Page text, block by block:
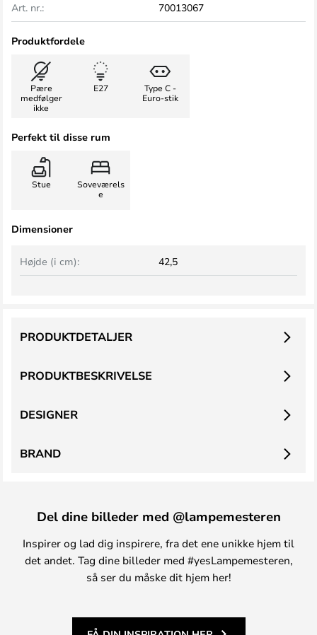
Art. nr.:
70013067
Produktfordele
Pære
medfølger
ikke
E27
Type C -
Euro-stik
Perfekt til disse rum
Stue
Soveværels
e
Dimensioner
Højde (i cm): 42,5
PRODUKTBESKRIVELSE
PRODUKTDETALJER
DESIGNER
BRAND
Del dine billeder med @lampemesteren
Inspirer og lad dig inspirere, fra det ene unikke hjem til
det andet. Tag dine billeder med #yesLampemesteren,
så ser du måske dit hjem her!